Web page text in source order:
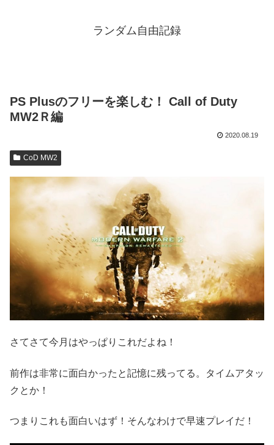
ランダム自由記録
PS Plusのフリーを楽しむ！ Call of Duty
MW2Ｒ編
2020.08.19
CoD MW2
さてさて今月はやっぱりこれだよね！
前作は非常に面白かったと記憶に残ってる。タイムアタッ
クとか！
つまりこれも面白いはず！そんなわけで早速プレイだ！